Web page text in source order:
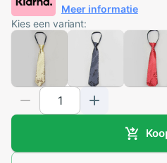
Meer informatie
Kies een variant: